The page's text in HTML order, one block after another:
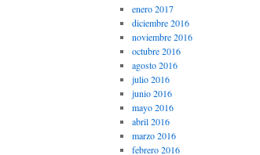
enero 2017
diciembre 2016
noviembre 2016
octubre 2016
agosto 2016
julio 2016
junio 2016
mayo 2016
abril 2016
marzo 2016
febrero 2016